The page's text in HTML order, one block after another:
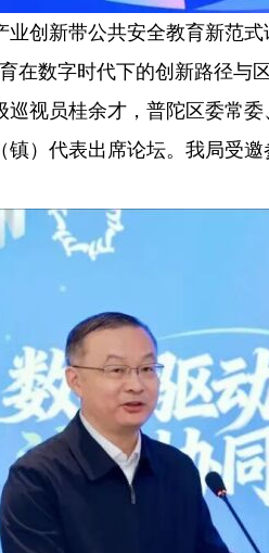
业创新带公共安全教育新范
在数字时代下的创新路径
视员桂余才，普陀区委常
）代表出席论坛。我局受